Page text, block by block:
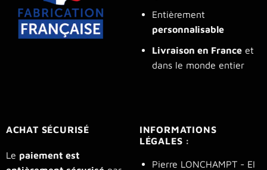
Entièrement
personnalisable
Livraison en Franceet
dans le monde entier
ACHAT SÉCURISÉ
Le paiement est
INFORMATIONS
LÉGALES :
Pierre LONCHAMPT - EI